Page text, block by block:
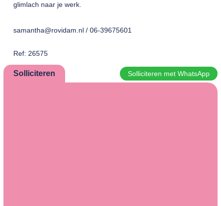
glimlach naar je werk.
samantha@rovidam.nl / 06-39675601
Ref: 26575
Solliciteren Solliciteren met WhatsApp